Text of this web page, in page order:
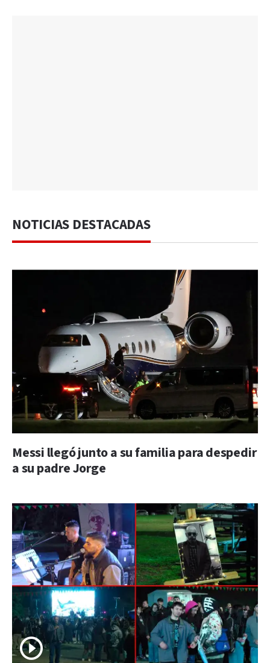
NOTICIAS DESTACADAS
Messi llegó junto a su familia para despedir
a su padre Jorge